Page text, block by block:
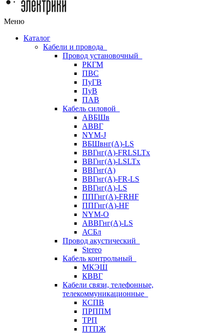
Меню
Каталог
Кабели и провода
Провод установочный
РКГМ
ПВС
ПуГВ
ПуВ
ПАВ
Кабель силовой
АВБШв
АВВГ
NYM-J
ВБШвнг(А)-LS
ВВГнг(A)-FRLSLTx
ВВГнг(A)-LSLTx
ВВГнг(А)
ВВГнг(А)-FR-LS
ВВГнг(А)-LS
ППГнг(А)-FRHF
ППГнг(А)-HF
NYM-O
АВВГнг(А)-LS
АСБл
Провод акустический
Stereo
Кабель контрольный
МКЭШ
КВВГ
Кабели связи, телефонные,
телекоммуникационные
КСПВ
ПРППМ
ТРП
ПТПЖ